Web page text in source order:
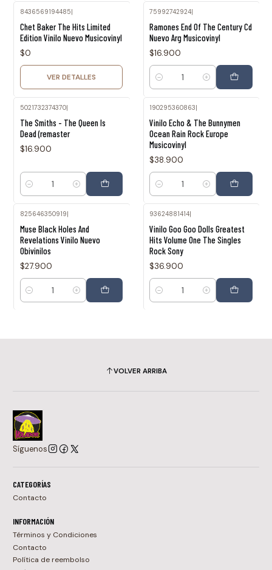
8436569194485
Chet Baker The Hits Limited
Edition Vinilo Nuevo Musicovinyl
$0
VER DETALLES
75992742924
Ramones End Of The Century Cd
Nuevo Arg Musicovinyl
$16.900
Cantidad
5021732374370|
The Smiths - The Queen Is
Dead (remaster
$16.900
Cantidad
190295360863|
Vinilo Echo & The Bunnymen
Ocean Rain Rock Europe
Musicovinyl
$38.900
Cantidad
825646350919
Muse Black Holes And
Revelations Vinilo Nuevo
Obivinilos
$27.900
Cantidad
93624881414
Vinilo Goo Goo Dolls Greatest
Hits Volume One The Singles
Rock Sony
$36.900
Cantidad
VOLVER ARRIBA
Síguenos
CATEGORÍAS
Contacto
INFORMACIÓN
Términos y Condiciones
Contacto
Política de reembolso